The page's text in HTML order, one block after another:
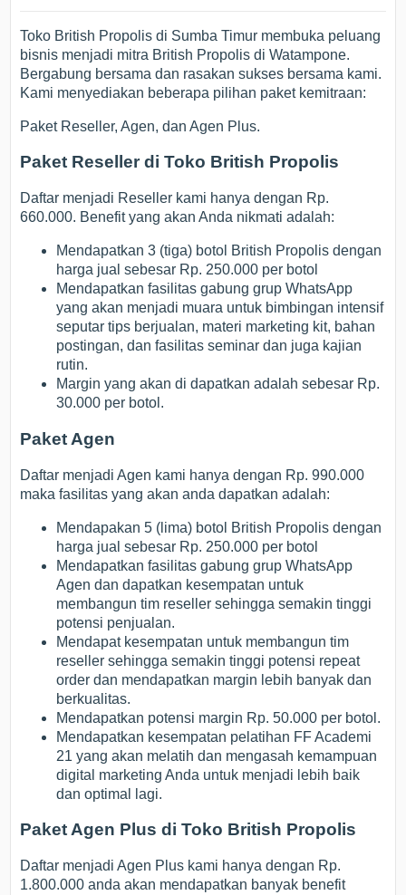
Toko British Propolis di Sumba Timur membuka peluang
bisnis menjadi mitra British Propolis di Watampone.
Bergabung bersama dan rasakan sukses bersama kami.
Kami menyediakan beberapa pilihan paket kemitraan:
Paket Reseller, Agen, dan Agen Plus.
Paket Reseller di Toko British Propolis
Daftar menjadi Reseller kami hanya dengan Rp.
660.000. Benefit yang akan Anda nikmati adalah:
Mendapatkan 3 (tiga) botol British Propolis dengan
harga jual sebesar Rp. 250.000 per botol
Mendapatkan fasilitas gabung grup WhatsApp
yang akan menjadi muara untuk bimbingan intensif
seputar tips berjualan, materi marketing kit, bahan
postingan, dan fasilitas seminar dan juga kajian
rutin.
Margin yang akan di dapatkan adalah sebesar Rp.
30.000 per botol.
Paket Agen
Daftar menjadi Agen kami hanya dengan Rp. 990.000
maka fasilitas yang akan anda dapatkan adalah:
Mendapakan 5 (lima) botol British Propolis dengan
harga jual sebesar Rp. 250.000 per botol
Mendapatkan fasilitas gabung grup WhatsApp
Agen dan dapatkan kesempatan untuk
membangun tim reseller sehingga semakin tinggi
potensi penjualan.
Mendapat kesempatan untuk membangun tim
reseller sehingga semakin tinggi potensi repeat
order dan mendapatkan margin lebih banyak dan
berkualitas.
Mendapatkan potensi margin Rp. 50.000 per botol.
Mendapatkan kesempatan pelatihan FF Academi
21 yang akan melatih dan mengasah kemampuan
digital marketing Anda untuk menjadi lebih baik
dan optimal lagi.
Paket Agen Plus di Toko British Propolis
Daftar menjadi Agen Plus kami hanya dengan Rp.
1.800.000 anda akan mendapatkan banyak benefit